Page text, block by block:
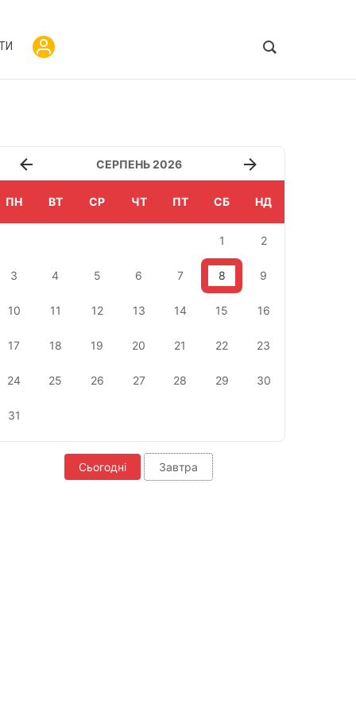
СЕРПЕНЬ 2026
ПН ВТ СР ЧТ ПТ СБ НД
1 2
3 4 5 6 7 8 9
10 11 12 13 14 15 16
17 18 19 20 21 22 23
24 25 26 27 28 29 30
31
Сьогодні Завтра